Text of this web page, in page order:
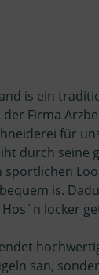
is ein
Firma
für
durch seine
sportlichen
is.
locker
san,